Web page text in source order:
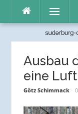
Inhalt
Menü
Ausbau
eine
Götz Schimmack